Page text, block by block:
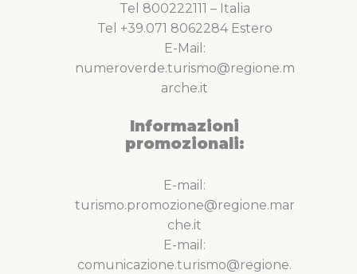
Tel 800222111 – Italia
Tel +39.071 8062284 Estero
E-Mail:
numeroverde.turismo@regione.m
arche.it
Informazioni
promozionali:
E-mail:
turismo.promozione@regione.mar
che.it
E-mail:
comunicazione.turismo@regione.